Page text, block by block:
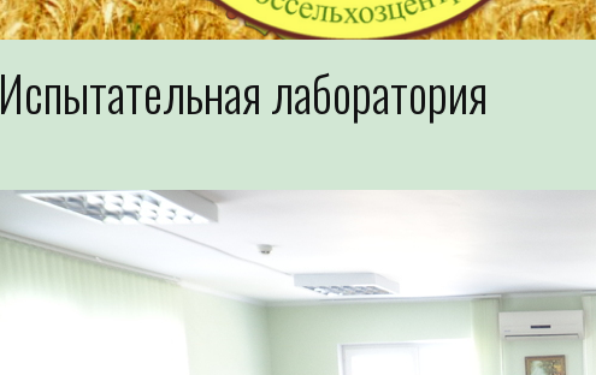
Испытательная лаборатория